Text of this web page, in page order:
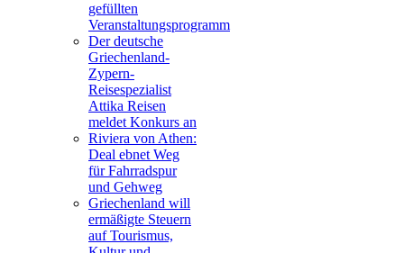
gefüllten
Veranstaltungsprogramm
Der deutsche
Griechenland-
Zypern-
Reisespezialist
Attika Reisen
meldet Konkurs an
Riviera von Athen:
Deal ebnet Weg
für Fahrradspur
und Gehweg
Griechenland will
ermäßigte Steuern
auf Tourismus,